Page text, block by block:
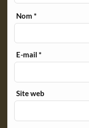
Nom*
E-mail*
Site web